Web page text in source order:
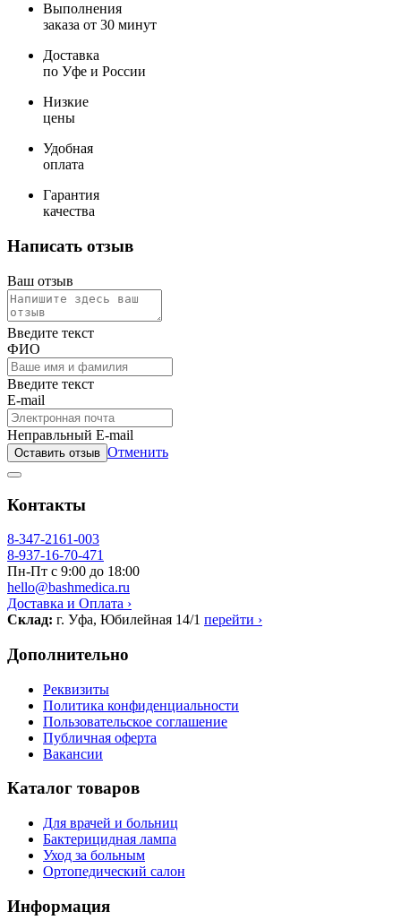
Выполнения
заказа от 30 минут
Доставка
по Уфе и России
Низкие
цены
Удобная
оплата
Гарантия
качества
Написать отзыв
Ваш отзыв
Введите текст
ФИО
Введите текст
E-mail
Неправльный E-mail
Оставить отзыв Отменить
Контакты
8-347-2161-003
8-937-16-70-471
Пн-Пт с 9:00 до 18:00
hello@bashmedica.ru
Доставка и Оплата ›
Склад: г. Уфа, Юбилейная 14/1 перейти ›
Дополнительно
Реквизиты
Политика конфиденциальности
Пользовательское соглашение
Публичная оферта
Вакансии
Каталог товаров
Для врачей и больниц
Бактерицидная лампа
Уход за больным
Ортопедический салон
Информация